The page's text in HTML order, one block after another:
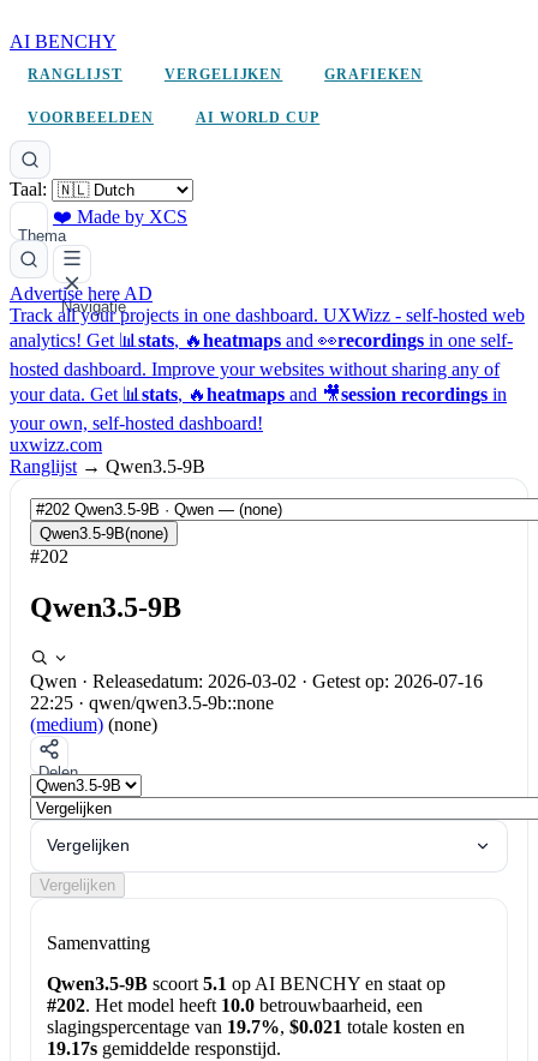
AI BENCHY
RANGLIJST VERGELIJKEN GRAFIEKEN
VOORBEELDEN AI WORLD CUP
Taal:
Thema
❤️ Made by XCS
Navigatie
Advertise here AD
Track all your projects in one dashboard. UXWizz - self-hosted web
analytics! Get 📊 stats, 🔥heatmaps and 👀recordings in one self-
hosted dashboard. Improve your websites without sharing any of
your data. Get 📊 stats, 🔥heatmaps and 🎥session recordings in
your own, self-hosted dashboard!
uxwizz.com
Ranglijst → Qwen3.5-9B
Qwen3.5-9B(none)
#202
Qwen3.5-9B
Qwen · Releasedatum: 2026-03-02 · Getest op: 2026-07-16
22:25 · qwen/qwen3.5-9b::none
(medium) (none)
Delen
Vergelijken
Vergelijken
Samenvatting
Qwen3.5-9Bscoort 5.1 op AI BENCHY en staat op
#202. Het model heeft 10.0betrouwbaarheid, een
slagingspercentage van 19.7%, $0.021 totale kosten en
19.17sgemiddelde responstijd.